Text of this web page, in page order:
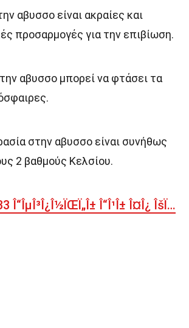
αβυσσο είναι ακραίες και
προσαρμογές για την επιβίωση.
αβυσσο μπορεί να φτάσει τα
στην αβυσσο είναι συνήθως
2 βαθμούς Κελσίου.
Î“ÎµÎ³Î¿Î½ÏŒÏ„Î± Î“Î¹Î± Î¤Î¿ ÎšÏ…